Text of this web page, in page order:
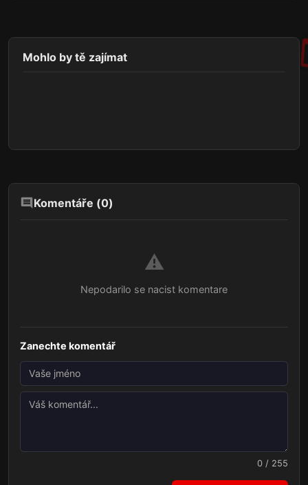
Mohlo by tě zajímat
Komentáře (0)
⚠️
Nepodarilo se nacist komentare
Zanechte komentář
0 / 255